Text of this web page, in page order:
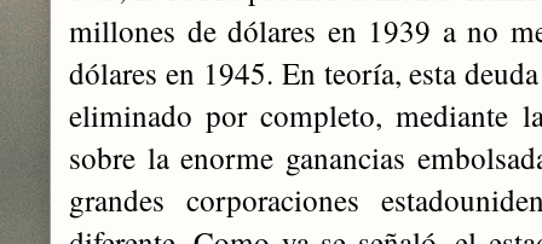
millones de dólares en 1939 a no
dólares en 1945. En teoría, esta
eliminado por completo, mediante
sobre la enorme ganancias
grandes corporaciones